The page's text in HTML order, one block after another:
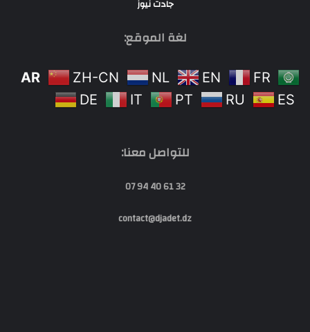
جادت نيوز
لغة الموقع:
AR ZH-CN NL EN
FR
DE
IT PT RU ES
للتواصل معنا:
32 61 40 94 07
contact@djadet.dz